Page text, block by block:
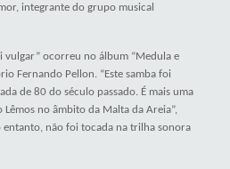
integrante do grupo musical
vulgar” ocorreu no álbum “Medula e
Fernando Pellon. “Este samba foi
de 80 do século passado. É mais uma
no âmbito da Malta da Areia”,
entanto, não foi tocada na trilha sonora